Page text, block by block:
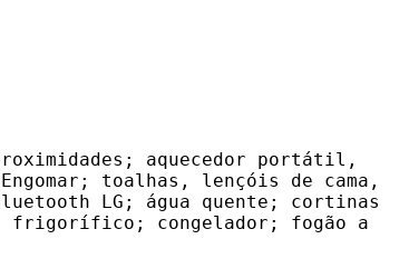
aquecedor portátil,
toalhas, lençóis de cama,
LG; água quente; cortinas
frigorífico; congelador; fogão a